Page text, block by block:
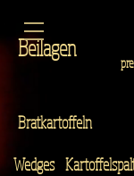
Beilagen
Bratkartoffeln
Wedges